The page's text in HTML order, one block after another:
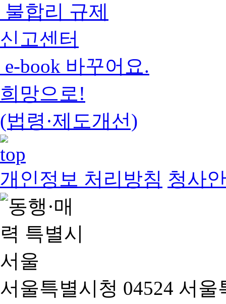
불합리 규제
신고센터
e-book 바꾸어요.
희망으로!
(법령·제도개선)
개인정보 처리방침 청사
서울특별시청 04524 서